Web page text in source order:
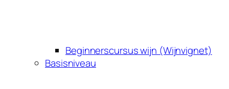
Beginnerscursus wijn (Wijnvignet)
Basisniveau